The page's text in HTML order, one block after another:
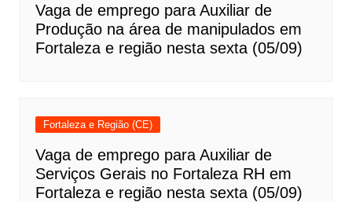
Vaga de emprego para Auxiliar de
Produção na área de manipulados em
Fortaleza e região nesta sexta (05/09)
Fortaleza e Região (CE)
Vaga de emprego para Auxiliar de
Serviços Gerais no Fortaleza RH em
Fortaleza e região nesta sexta (05/09)